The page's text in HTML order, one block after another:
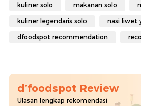
kuliner solo makanan solo
kuliner legendaris solo nasi liwet
dfoodspot recommendation
d’foodspot Review
Ulasan lengkap rekomendasi